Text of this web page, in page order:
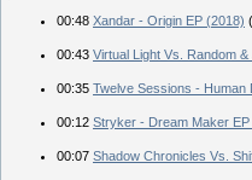
00:48 Xandar - Origin EP (2018)
00:43 Virtual Light Vs. Random
00:35 Twelve Sessions - Human
00:12 Stryker - Dream Maker EP
00:07 Shadow Chronicles Vs.